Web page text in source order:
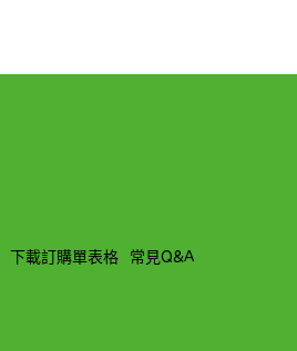
下載訂購單表格 常見Q&A